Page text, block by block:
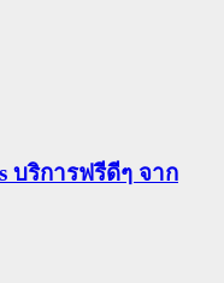
บริการฟรีดีๆ จาก